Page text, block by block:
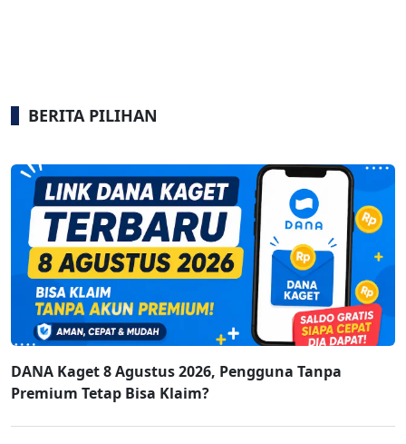
BERITA PILIHAN
DANA Kaget 8 Agustus 2026, Pengguna Tanpa
Premium Tetap Bisa Klaim?